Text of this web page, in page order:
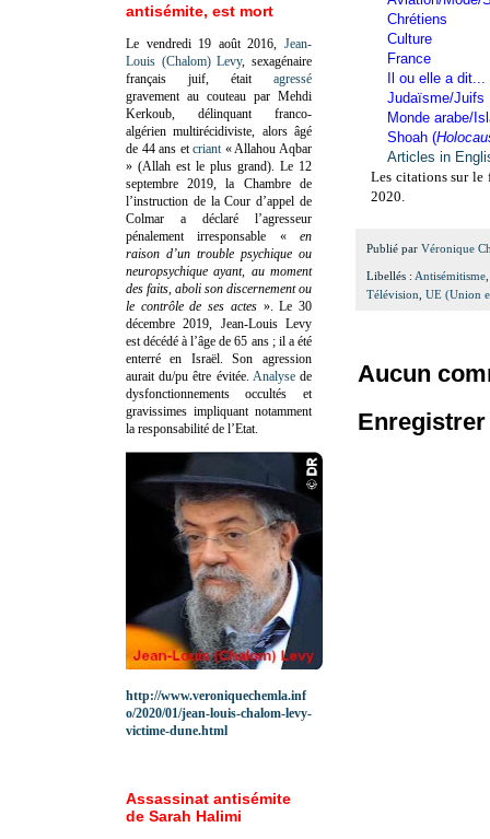
Chrétiens
Culture
France
Il ou elle a dit...
Judaïsme/Juifs
Monde arabe/
Shoah (
Articles in
Les citations sur
2020.
Publié par Véronique
Libellés : Antisémitisme
Télévision UE (Union
Aucun
antisémite, est mort
Le vendredi 19 août 2016, Jean-
Louis (Chalom) Levy, sexagénaire
français juif, était agressé
gravement au couteau par Mehdi
Kerkoub, délinquant franco-
algérien multirécidiviste, alors âgé
de 44 ans etcriant « Allahou Aqbar
» (Allah est le plus grand). Le 12
septembre 2019, la Chambre de
l’instruction de la Cour d’appel de
Colmar a déclaré l’agresseur
pénalement irresponsable «en
raison d’un trouble psychique ou
neuropsychique ayant, au moment
des faits, aboli son discernement ou
le contrôle de ses actes». Le 30
décembre 2019, Jean-Louis Levy
est décédé à l’âge de 65 ans ; il a été
enterré en Israël. Son agression
aurait du/pu être évitée. Analysede
dysfonctionnements occultés et
gravissimes impliquant notamment
la responsabilité de l’Etat.
http://www.veroniquechemla.inf
o/2020/01/jean-louis-chalom-levy-
victime-dune.html
Assassinat antisémite
de Sarah Halimi